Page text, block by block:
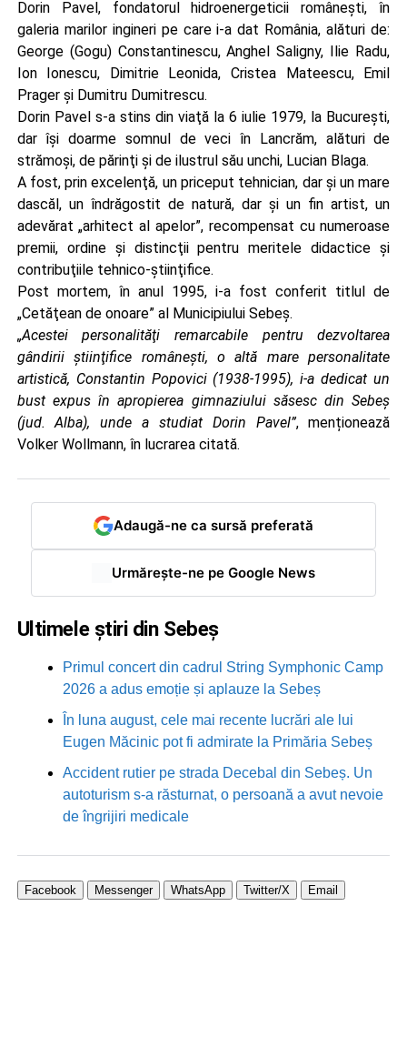
Dorin Pavel, fondatorul hidroenergeticii româneşti, în
galeria marilor ingineri pe care i-a dat România, alături de:
George (Gogu) Constantinescu, Anghel Saligny, Ilie Radu,
Ion Ionescu, Dimitrie Leonida, Cristea Mateescu, Emil
Prager şi Dumitru Dumitrescu.
Dorin Pavel s-a stins din viaţă la 6 iulie 1979, la Bucureşti,
dar îşi doarme somnul de veci în Lancrăm, alături de
strămoşi, de părinţi şi de ilustrul său unchi, Lucian Blaga.
A fost, prin excelenţă, un priceput tehnician, dar şi un mare
dascăl, un îndrăgostit de natură, dar şi un fin artist, un
adevărat „arhitect al apelor”, recompensat cu numeroase
premii, ordine şi distincţii pentru meritele didactice şi
contribuţiile tehnico-ştiinţifice.
Post mortem, în anul 1995, i-a fost conferit titlul de
„Cetăţean de onoare” al Municipiului Sebeş.
„Acestei personalităţi remarcabile pentru dezvoltarea
gândirii ştiinţifice românești, o altă mare personalitate
artistică, Constantin Popovici (1938-1995), i-a dedicat un
bust expus în apropierea gimnaziului săsesc din Sebeş
(jud. Alba), unde a studiat Dorin Pavel”, menționează
Volker Wollmann, în lucrarea citată.
Adaugă-ne ca sursă preferată
Urmărește-ne pe Google News
Ultimele știri din Sebeș
Primul concert din cadrul String Symphonic Camp
2026 a adus emoție și aplauze la Sebeș
În luna august, cele mai recente lucrări ale lui
Eugen Măcinic pot fi admirate la Primăria Sebeș
Accident rutier pe strada Decebal din Sebeș. Un
autoturism s-a răsturnat, o persoană a avut nevoie
de îngrijiri medicale
Facebook Messenger WhatsApp Twitter/X Email